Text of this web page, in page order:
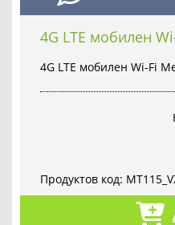
4G LTE мобилен
4G LTE мобилен Wi-Fi
Продуктов код: